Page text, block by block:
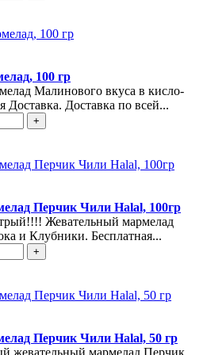
100 гр
Малинового вкуса в кисло-
Доставка по всей...
+
Перчик Чили Halal, 100гр
Жевательный мармелад
и Клубники. Бесплатная...
+
Перчик Чили Halal, 50 гр
жевательный мармелад Перчик,